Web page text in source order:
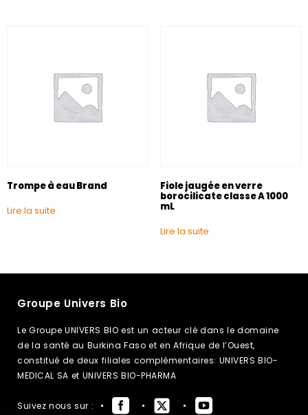
Trompe à eau Brand
Lire la suite
Fiole jaugée en verre
borocilicate classe A 1000
mL
Lire la suite
Groupe Univers Bio
Le Groupe UNIVERS BIO est un acteur clé dans le domaine
de la santé au Burkina Faso et en Afrique de l’Ouest,
constitué de deux filiales complémentaires: UNIVERS BIO-
MEDICAL SA et UNIVERS BIO-PHARMA
Suivez nous sur :